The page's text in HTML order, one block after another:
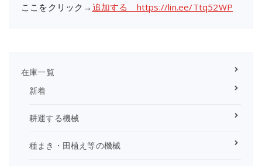
ここをクリック→ 追加する https://lin.ee/Ttq52WP
在庫一覧
新着
耕運する機械
種まき・田植え等の機械